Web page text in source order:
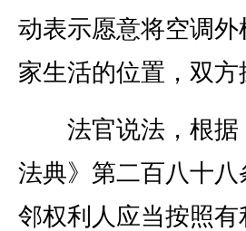
动表示愿意将空调
家生活的位置，双方
法官说法，根据
法典》第二百八十
邻权利人应当按照